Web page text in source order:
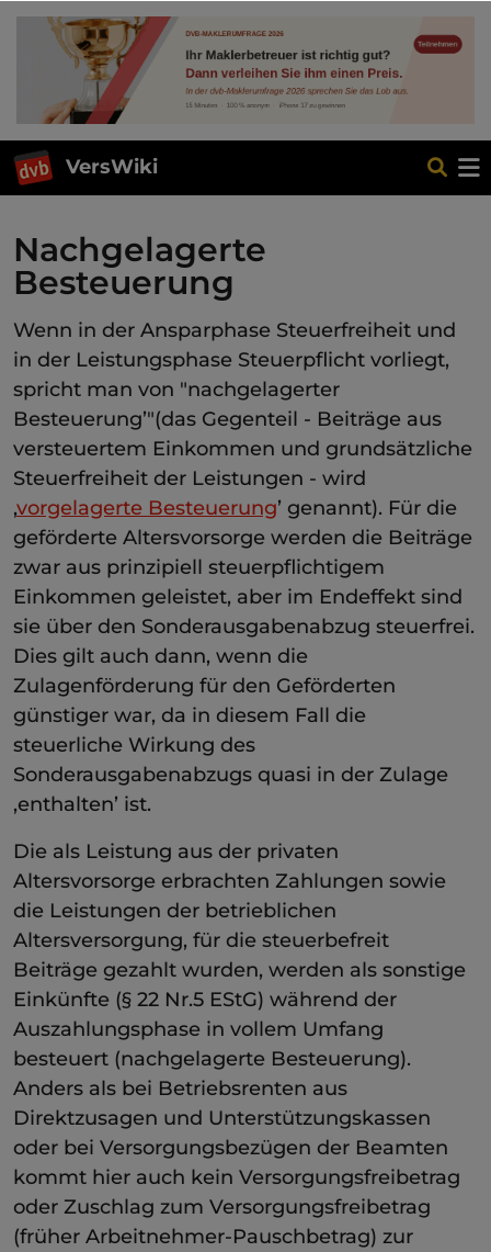
VersWiki
Nachgelagerte
Besteuerung
Wenn in der Ansparphase Steuerfreiheit und
in der Leistungsphase Steuerpflicht vorliegt,
spricht man von "nachgelagerter
Besteuerung’"(das Gegenteil - Beiträge aus
versteuertem Einkommen und grundsätzliche
Steuerfreiheit der Leistungen - wird
‚vorgelagerte Besteuerung’ genannt). Für die
geförderte Altersvorsorge werden die Beiträge
zwar aus prinzipiell steuerpflichtigem
Einkommen geleistet, aber im Endeffekt sind
sie über den Sonderausgabenabzug steuerfrei.
Dies gilt auch dann, wenn die
Zulagenförderung für den Geförderten
günstiger war, da in diesem Fall die
steuerliche Wirkung des
Sonderausgabenabzugs quasi in der Zulage
‚enthalten’ ist.
Die als Leistung aus der privaten
Altersvorsorge erbrachten Zahlungen sowie
die Leistungen der betrieblichen
Altersversorgung, für die steuerbefreit
Beiträge gezahlt wurden, werden als sonstige
Einkünfte (§ 22 Nr.5 EStG) während der
Auszahlungsphase in vollem Umfang
besteuert (nachgelagerte Besteuerung).
Anders als bei Betriebsrenten aus
Direktzusagen und Unterstützungskassen
oder bei Versorgungsbezügen der Beamten
kommt hier auch kein Versorgungsfreibetrag
oder Zuschlag zum Versorgungsfreibetrag
(früher Arbeitnehmer-Pauschbetrag) zur